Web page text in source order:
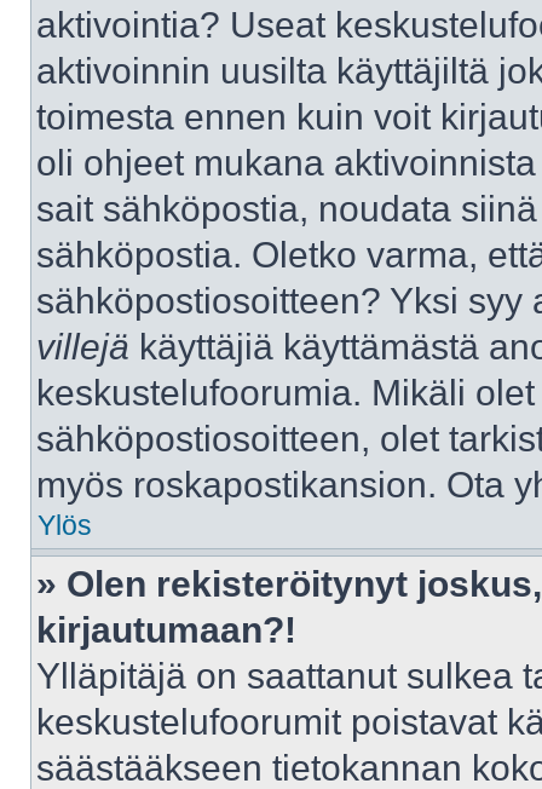
aktivointia? Useat
aktivoinnin uusilta käyttäjiltä
toimesta ennen kuin voit
oli ohjeet mukana
sait sähköpostia, noudata
sähköpostia. Oletko varma,
sähköpostiosoitteen? Yksi
villejä käyttäjiä käyttämästä
keskustelufoorumia. Mikäli
sähköpostiosoitteen, olet
myös roskapostikansion. Ota
Ylös
» Olen rekisteröitynyt
kirjautumaan?!
Ylläpitäjä on saattanut sulkea
keskustelufoorumit poistavat
säästääkseen tietokannan